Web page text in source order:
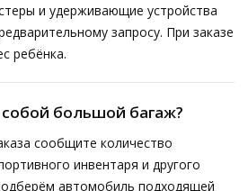
и удерживающие устройства
запросу. При заказе
ребёнка.
большой багаж?
сообщите количество
инвентаря и другого
автомобиль подходящей